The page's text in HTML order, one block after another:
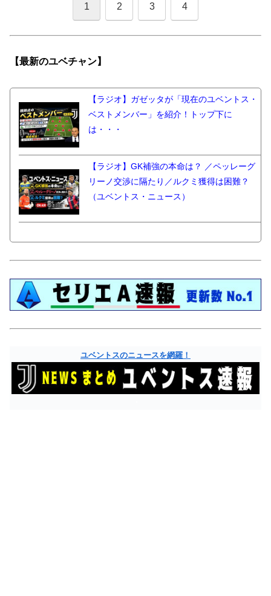
1 2 3 4
【最新のユベチャン】
【ラジオ】ガゼッタが「現在のユベントス・
ベストメンバー」を紹介！トップ下に
は・・・
【ラジオ】GK補強の本命は？ ／ペッレーグ
リーノ交渉に隔たり／ルクミ獲得は困難？
（ユベントス・ニュース）
ユベントスのニュースを網羅！